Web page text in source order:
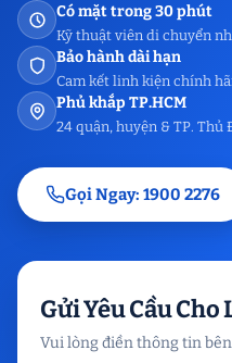
Có mặt trong 30 phút
Kỹ thuật viên di chuyển
Bảo hành dài hạn
Cam kết linh kiện chính
Phủ khắp TP.HCM
24 quận, huyện & TP. Thủ
Gọi Ngay: 1900 2276
Gửi Yêu Cầu Cho
Vui lòng điền thông tin